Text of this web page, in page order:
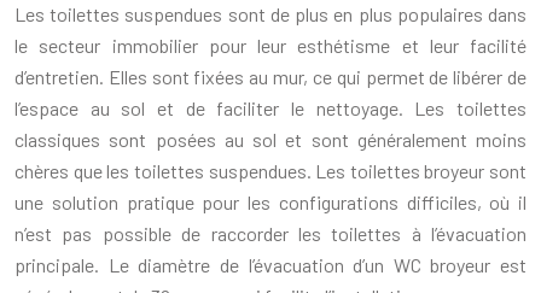
Les toilettes suspendues sont de plus en plus populaires dans
le secteur immobilier pour leur esthétisme et leur facilité
d’entretien. Elles sont fixées au mur, ce qui permet de libérer de
l’espace au sol et de faciliter le nettoyage. Les toilettes
classiques sont posées au sol et sont généralement moins
chères que les toilettes suspendues. Les toilettes broyeur sont
une solution pratique pour les configurations difficiles, où il
n’est pas possible de raccorder les toilettes à l’évacuation
principale. Le diamètre de l’évacuation d’un WC broyeur est